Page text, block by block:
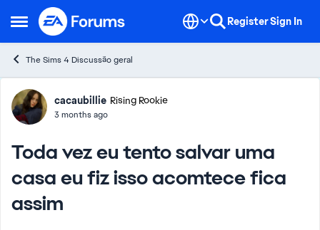
Open Side Menu
Skip to content RegisterSign In
The Sims 4 Discussão geral
Forum Discussion
cacaubillie Rising Rookie
3 months ago
Toda vez eu tento salvar uma
casa eu fiz isso acomtece fica
assim